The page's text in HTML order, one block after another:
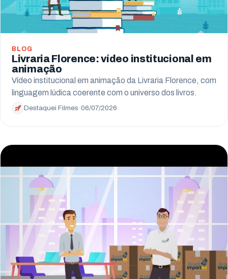
BLOG
Livraria Florence: vídeo institucional em
animação
Vídeo institucional em animação da Livraria Florence, com
linguagem lúdica coerente com o universo dos livros.
Destaquei Filmes ·06/07/2026